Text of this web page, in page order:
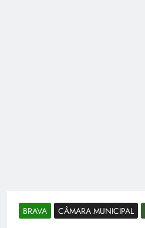
BRAVA CÂMARA MUNICIPAL